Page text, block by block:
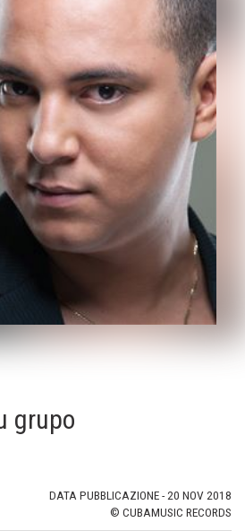
grupo
DATA PUBBLICAZIONE - 20 NOV 2018
© CUBAMUSIC RECORDS